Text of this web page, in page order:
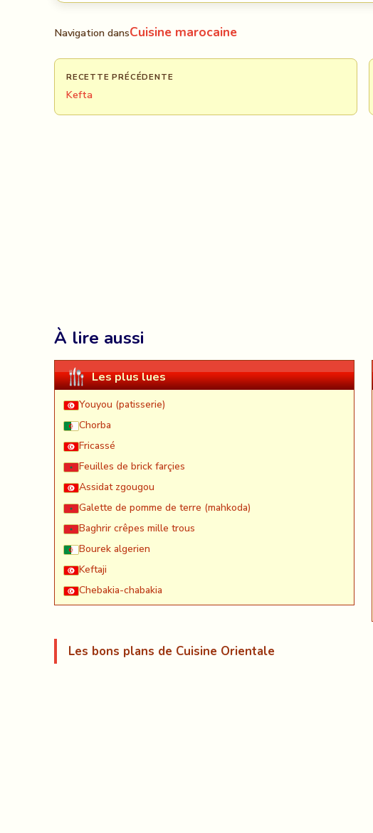
Navigation dansCuisine marocaine
RECETTE PRÉCÉDENTE
Kefta
À lire aussi
Les plus lues
Youyou (patisserie)
Chorba
Fricassé
Feuilles de brick farçies
Assidat zgougou
Galette de pomme de terre (mahkoda)
Baghrir crêpes mille trous
Bourek algerien
Keftaji
Chebakia-chabakia
Les bons plans de Cuisine Orientale